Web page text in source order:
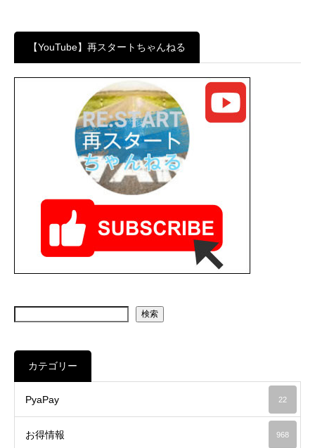
【YouTube】再スタートちゃんねる
検索
カテゴリー
PyaPay 22
お得情報 968